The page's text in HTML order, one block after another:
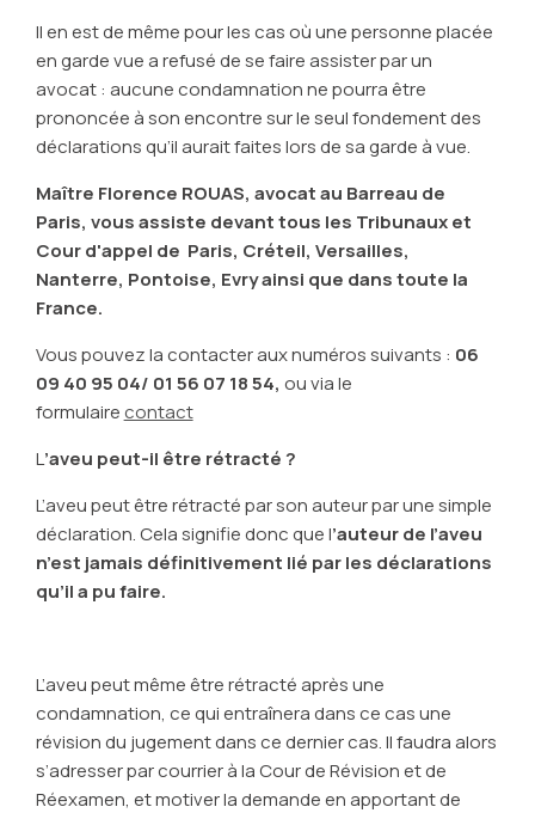
Il en est de même pour les cas où une personne placée
en garde vue a refusé de se faire assister par un
avocat : aucune condamnation ne pourra être
prononcée à son encontre sur le seul fondement des
déclarations qu’il aurait faites lors de sa garde à vue.
Maître Florence ROUAS, avocat au Barreau de
Paris, vous assiste devant tous les Tribunaux et
Cour d'appel de Paris, Créteil, Versailles,
Nanterre, Pontoise, Evry ainsi que dans toute la
France.
Vous pouvez la contacter aux numéros suivants : 06
09 40 95 04/ 01 56 07 18 54, ou via le
formulaire contact
L’aveu peut-il être rétracté ?
L’aveu peut être rétracté par son auteur par une simple
déclaration. Cela signifie donc que l’auteur de l’aveu
n’est jamais définitivement lié par les déclarations
qu’il a pu faire.
L’aveu peut même être rétracté après une
condamnation, ce qui entraînera dans ce cas une
révision du jugement dans ce dernier cas. Il faudra alors
s’adresser par courrier à la Cour de Révision et de
Réexamen, et motiver la demande en apportant de